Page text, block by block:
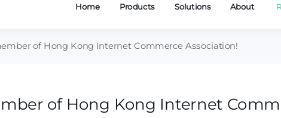
of Hong Kong Internet Commerce Association!
of Hong Kong Internet